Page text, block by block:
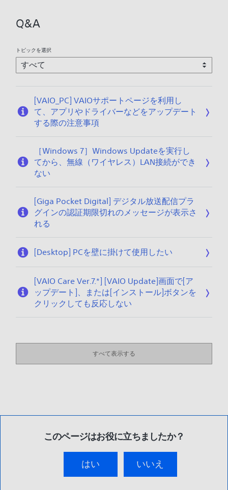
Q&A
トピックを選択
[VAIO_PC] VAIOサポートページを利用し
て、アプリやドライバーなどをアップデート
する際の注意事項
［Windows 7］Windows Updateを実行し
てから、無線（ワイヤレス）LAN接続ができ
ない
[Giga Pocket Digital] デジタル放送配信プラ
グインの認証期限切れのメッセージが表示さ
れる
[Desktop] PCを壁に掛けて使用したい
[VAIO Care Ver.7.*] [VAIO Update]画面で[ア
ップデート]、または[インストール]ボタンを
クリックしても反応しない
すべて表示する
このページはお役に立ちましたか？
はい いいえ